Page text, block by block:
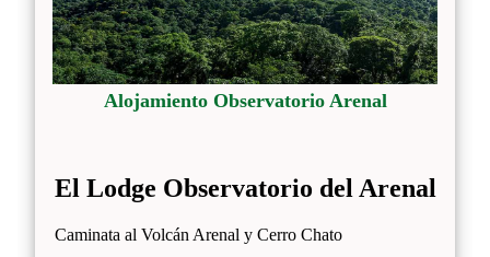
Alojamiento Observatorio Arenal
El Lodge Observatorio del Arenal
Caminata al Volcán Arenal y Cerro Chato